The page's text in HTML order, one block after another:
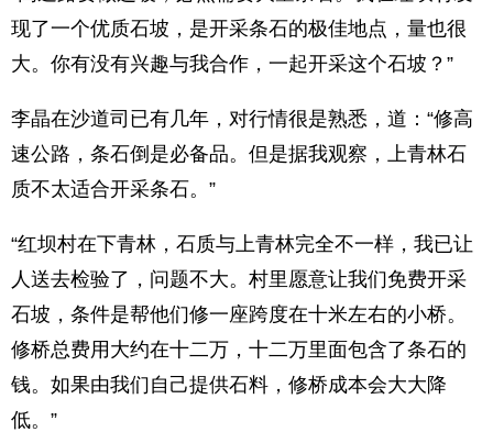
现了一个优质石坡，是开采条石的极佳地点，量也很
大。你有没有兴趣与我合作，一起开采这个石坡？”
李晶在沙道司已有几年，对行情很是熟悉，道：“修高
速公路，条石倒是必备品。但是据我观察，上青林石
质不太适合开采条石。”
“红坝村在下青林，石质与上青林完全不一样，我已让
人送去检验了，问题不大。村里愿意让我们免费开采
石坡，条件是帮他们修一座跨度在十米左右的小桥。
修桥总费用大约在十二万，十二万里面包含了条石的
钱。如果由我们自己提供石料，修桥成本会大大降
低。”